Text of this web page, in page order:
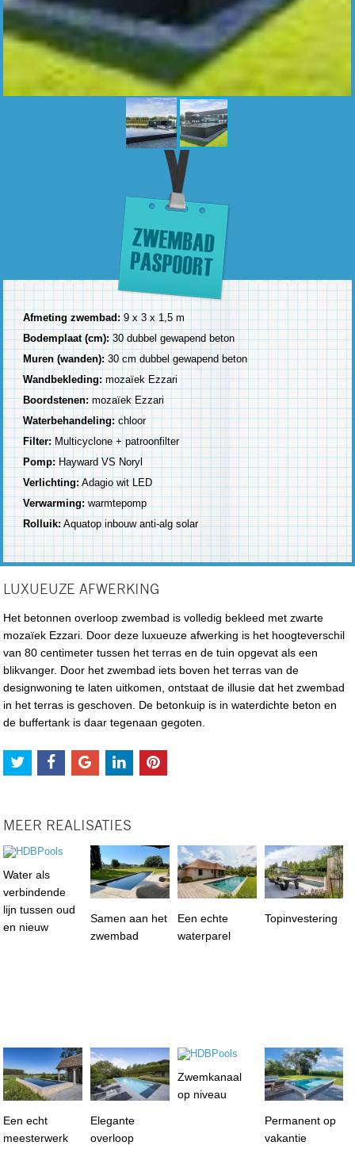
Afmeting zwembad:9 x 3 x 1,5 m
Bodemplaat (cm):30 dubbel gewapend beton
Muren (wanden):30 cm dubbel gewapend beton
Wandbekleding:mozaïek Ezzari
Boordstenen: mozaïek Ezzari
Waterbehandeling: chloor
Filter: Multicyclone + patroonfilter
Pomp: Hayward VS Noryl
Verlichting: Adagio wit LED
Verwarming: warmtepomp
Rolluik:Aquatop inbouw anti-alg solar
LUXUEUZE AFWERKING
Het betonnen overloop zwembad is volledig bekleed met zwarte
mozaïek Ezzari. Door deze luxueuze afwerking is het hoogteverschil
van 80 centimeter tussen het terras en de tuin opgevat als een
blikvanger. Door het zwembad iets boven het terras van de
designwoning te laten uitkomen, ontstaat de illusie dat het zwembad
in het terras is geschoven. De betonkuip is in waterdichte beton en
de buffertank is daar tegenaan gegoten.
MEER REALISATIES
Water als
verbindende
lijn tussen oud
en nieuw
Samen aan het
zwembad
Een echte
waterparel
Topinvestering
Een echt
meesterwerk
Elegante
overloop
Zwemkanaal
op niveau
Permanent op
vakantie